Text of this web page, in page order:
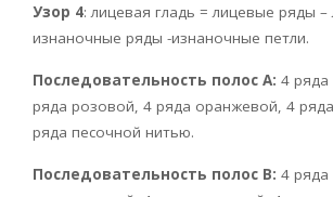
Узор 4: лицевая гладь = лицевые ряды –
изнаночные ряды -изнаночные петли.
Последовательность полос А: 4 ряда
ряда розовой, 4 ряда оранжевой, 4
ряда песочной нитью.
Последовательность полос В: 4